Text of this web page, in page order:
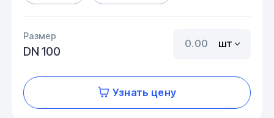
Размер
DN 100
шт
Узнать цену